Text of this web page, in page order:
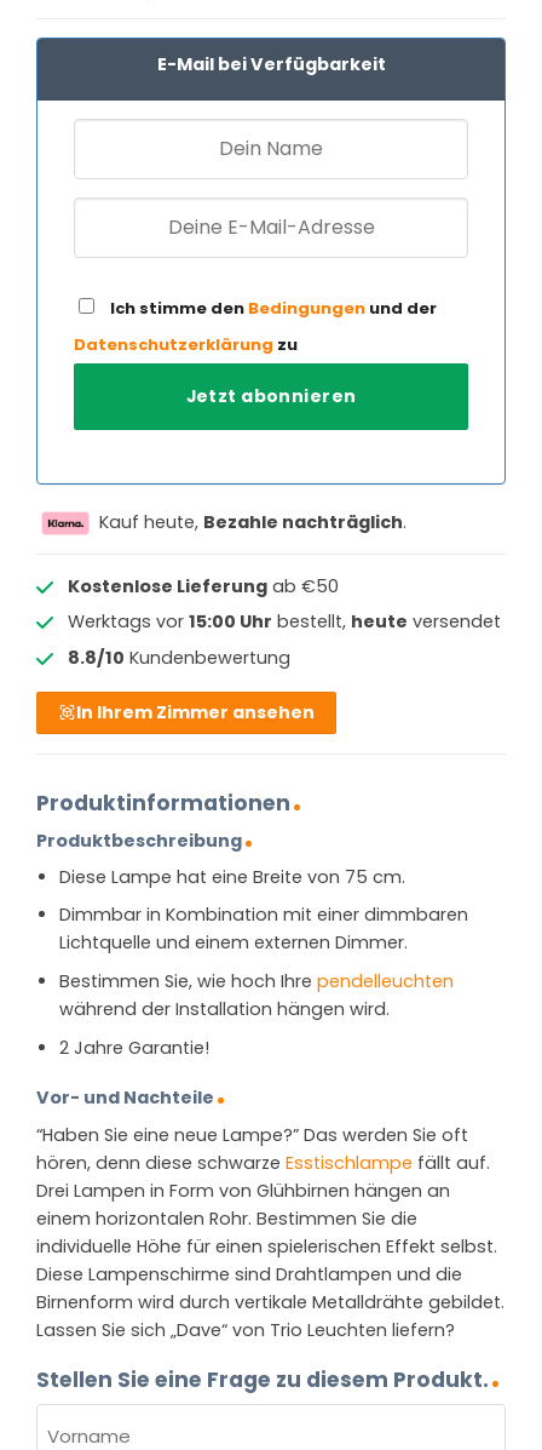
E-Mail bei Verfügbarkeit
Ich stimme den Bedingungen und der
Datenschutzerklärung zu
Kauf heute, Bezahle nachträglich.
Kostenlose Lieferungab €50
Werktags vor 15:00 Uhr bestellt, heute versendet
8.8/10 Kundenbewertung
In Ihrem Zimmer ansehen
Produktinformationen
Produktbeschreibung
Diese Lampe hat eine Breite von 75 cm.
Dimmbar in Kombination mit einer dimmbaren
Lichtquelle und einem externen Dimmer.
Bestimmen Sie, wie hoch Ihre pendelleuchten
während der Installation hängen wird.
2 Jahre Garantie!
Vor- und Nachteile
“Haben Sie eine neue Lampe?” Das werden Sie oft
hören, denn diese schwarze Esstischlampe fällt auf.
Drei Lampen in Form von Glühbirnen hängen an
einem horizontalen Rohr. Bestimmen Sie die
individuelle Höhe für einen spielerischen Effekt selbst.
Diese Lampenschirme sind Drahtlampen und die
Birnenform wird durch vertikale Metalldrähte gebildet.
Lassen Sie sich „Dave“ von Trio Leuchten liefern?
Stellen Sie eine Frage zu diesem Produkt.